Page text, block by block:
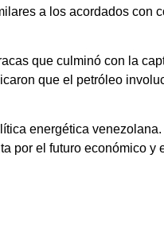
a los acordados con
que culminó con la
que el petróleo
energética
por el futuro económico y